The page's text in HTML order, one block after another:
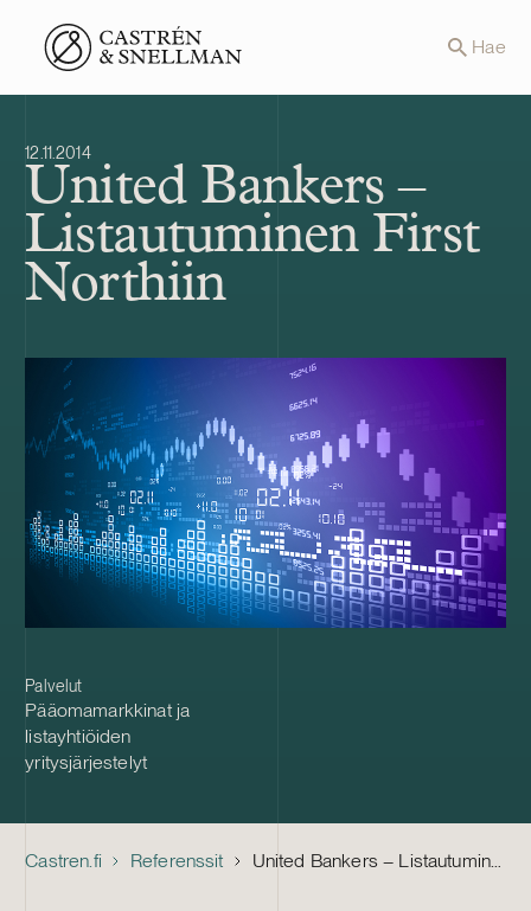
Front page Hae
12.11.2014
United Bankers –
Listautuminen First
Northiin
Palvelut
Pääomamarkkinat ja
listayhtiöiden
yritysjärjestelyt
Castren.fi Referenssit United Bankers – Listautuminen First Northiin